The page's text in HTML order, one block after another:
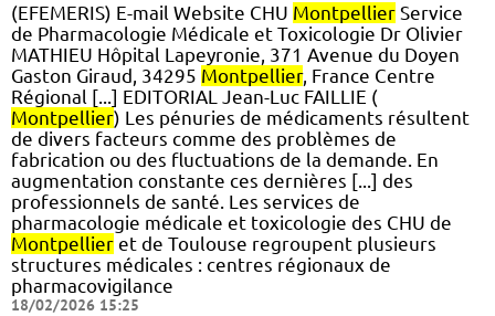
(EFEMERIS) E-mail Website CHU Montpellier Service
de Pharmacologie Médicale et Toxicologie Dr Olivier
MATHIEU Hôpital Lapeyronie, 371 Avenue du Doyen
Gaston Giraud, 34295 Montpellier, France Centre
Régional [...] EDITORIAL Jean-Luc FAILLIE (
Montpellier) Les pénuries de médicaments résultent
de divers facteurs comme des problèmes de
fabrication ou des fluctuations de la demande. En
augmentation constante ces dernières [...] des
professionnels de santé. Les services de
pharmacologie médicale et toxicologie des CHU de
Montpellier et de Toulouse regroupent plusieurs
structures médicales : centres régionaux de
pharmacovigilance
18/02/2026 15:25